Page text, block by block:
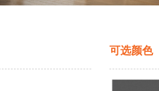
可选颜色